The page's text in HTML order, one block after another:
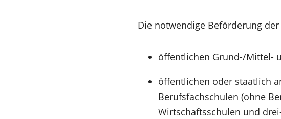
Die notwendige Beförderung
öffentlichen Grund-/Mittel-
öffentlichen oder staatlich
Berufsfachschulen (ohne
Wirtschaftsschulen und